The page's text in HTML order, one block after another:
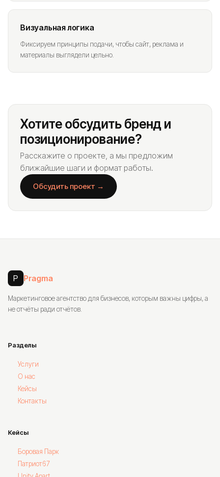
Визуальная логика
Фиксируем принципы подачи, чтобы сайт, реклама и
материалы выглядели цельно.
Хотите обсудить бренд и
позиционирование?
Расскажите о проекте, а мы предложим
ближайшие шаги и формат работы.
Обсудить проект →
P Pragma
Маркетинговое агентство для бизнесов, которым важны цифры, а
не отчёты ради отчётов.
Разделы
Услуги
О нас
Кейсы
Контакты
Кейсы
Боровая Парк
Патриот67